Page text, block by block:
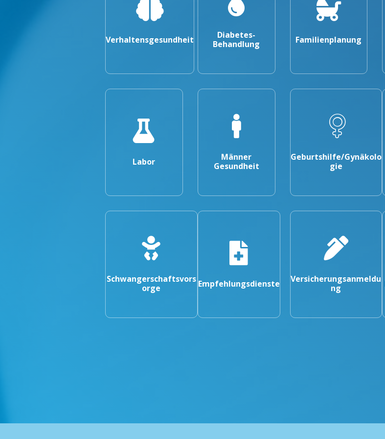
Verhaltensgesundheit
Diabetes-
Behandlung
Familienplanung
Labor
Männer
Gesundheit
Geburtshilfe/Gynäkolo
gie
Schwangerschaftsvors
orge
Empfehlungsdienste
Versicherungsanmeldu
ng